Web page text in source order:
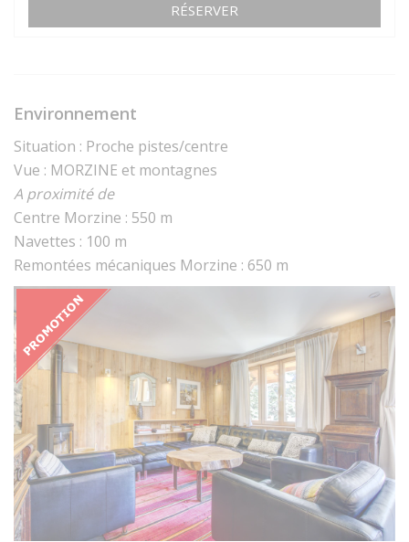
RÉSERVER
Environnement
Situation : Proche pistes/centre
Vue : MORZINE et montagnes
A proximité de
Centre Morzine : 550 m
Navettes : 100 m
Remontées mécaniques Morzine : 650 m